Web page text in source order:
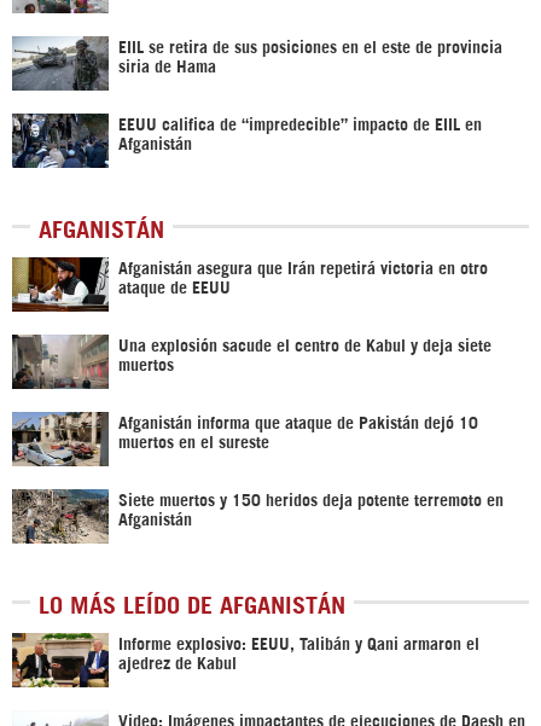
EIIL se retira de sus posiciones en el este de provincia
siria de Hama
EEUU califica de “impredecible” impacto de EIIL en
Afganistán
AFGANISTÁN
Afganistán asegura que Irán repetirá victoria en otro
ataque de EEUU
Una explosión sacude el centro de Kabul y deja siete
muertos
Afganistán informa que ataque de Pakistán dejó 10
muertos en el sureste
Siete muertos y 150 heridos deja potente terremoto en
Afganistán
LO MÁS LEÍDO DE AFGANISTÁN
Informe explosivo: EEUU, Talibán y Qani armaron el
ajedrez de Kabul
Video: Imágenes impactantes de ejecuciones de Daesh en